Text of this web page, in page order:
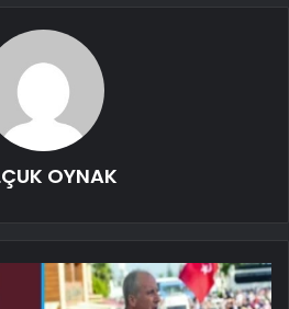
OYNAK